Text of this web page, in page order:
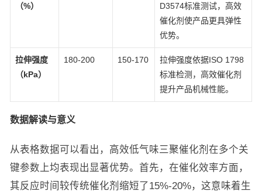
（%）
D3574标准测试，高效
催化剂使产品更具弹性
优势。
拉伸强度
（kPa）
180-200 150-170
拉伸强度依据ISO 1798
标准检测，高效催化剂
提升产品机械性能。
数据解读与意义
从表格数据可以看出，高效低气味三聚催化剂在多个关
键参数上均表现出显著优势。首先，在催化效率方面，
其反应时间较传统催化剂缩短了15%-20%，这意味着生